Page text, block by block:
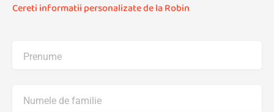
Cereti informatii personalizate de la Robin
Prenume
Numele de familie